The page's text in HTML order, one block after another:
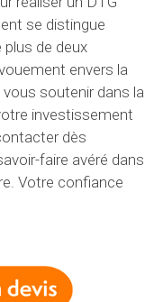
se distingue
de deux
envers la
soutenir dans la
investissement
dès
faire avéré dans
Votre confiance